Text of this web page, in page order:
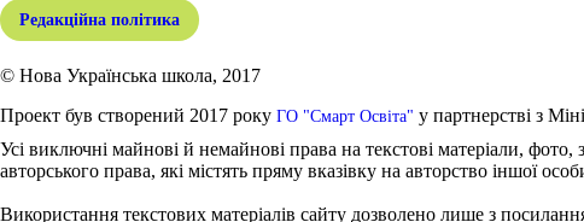
Редакційна політика
© Нова Українська школа, 2017
Проект був створений 2017 року ГО "Смарт Освіта" у партнерстві з
Усі виключні майнові й немайнові права на текстові матеріали,
авторського права, які містять пряму вказівку на авторство іншої
Використання текстових матеріалів сайту дозволено лише з